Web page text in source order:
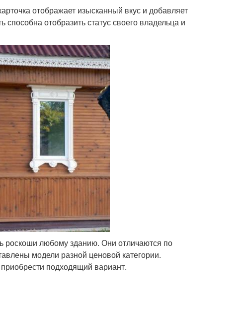
отображает изысканный вкус и добавляет
отобразить статус своего владельца и
любому зданию. Они отличаются по
модели разной ценовой категории.
подходящий вариант.